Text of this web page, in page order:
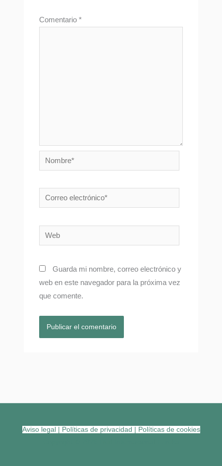
Comentario*
Nombre*
Correo
electrónico*
Web
Guarda mi nombre, correo electrónico y
web en este navegador para la próxima vez
que comente.
Aviso legal Políticas de privacidad
Políticas de cookies